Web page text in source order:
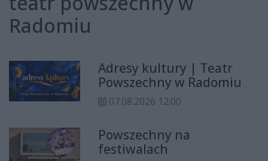
Radomiu
Adresy kultury | Teatr
Powszechny w Radomiu
07.08.2026 12:00
Powszechny na
festiwalach